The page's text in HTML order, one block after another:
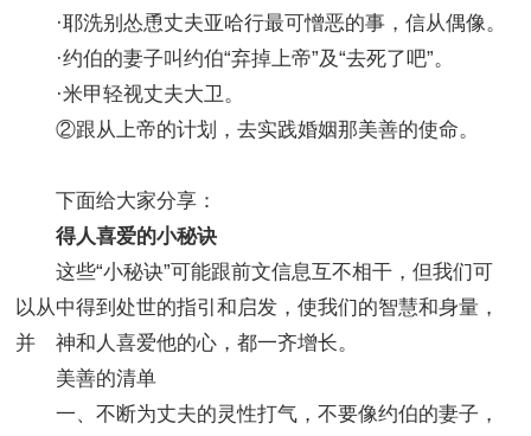
·耶洗别怂恿丈夫亚哈行最可憎恶的事，信从偶像。
·约伯的妻子叫约伯“弃掉上帝”及“去死了吧”。
·米甲轻视丈夫大卫。
②跟从上帝的计划，去实践婚姻那美善的使命。
下面给大家分享：
得人喜爱的小秘诀
这些“小秘诀”可能跟前文信息互不相干，但我们可
以从中得到处世的指引和启发，使我们的智慧和身量，
并 神和人喜爱他的心，都一齐增长。
美善的清单
一、不断为丈夫的灵性打气，不要像约伯的妻子，